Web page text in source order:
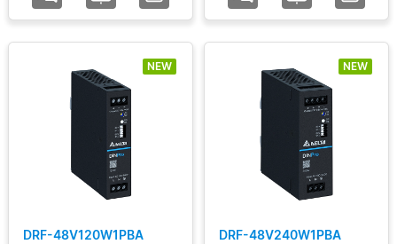
NEW
DRF-48V120W1PBA
NEW
DRF-48V240W1PBA